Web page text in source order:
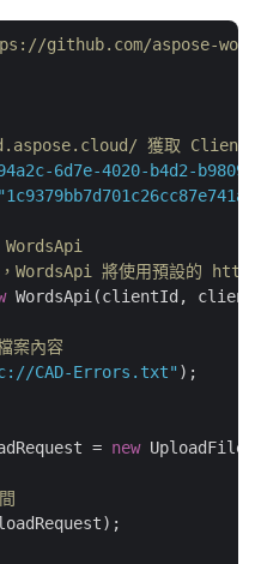
github.com/aspose-
獲取
6d7e-4020-b4d2-
將使用預設的
WordsApi(clientId,
案內容
CAD-Errors.txt" );
=
new